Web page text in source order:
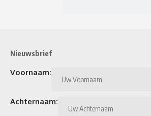
Nieuwsbrief
Voornaam:
Achternaam: